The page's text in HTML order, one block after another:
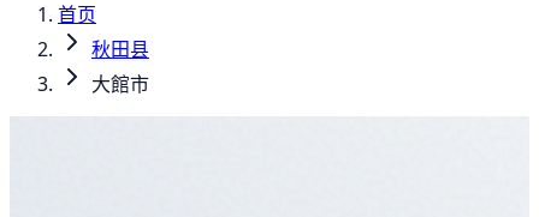
首页
秋田县
大館市